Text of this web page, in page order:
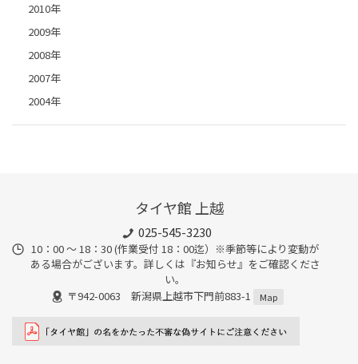
2010年
2009年
2008年
2007年
2004年
タイヤ館 上越
025-545-3230
10：00 ～ 18：30 (作業受付 18：00迄）※季節等により変動が
ある場合がございます。詳しくは『お知らせ』をご確認くださ
い。
〒942-0063 新潟県上越市下門前883-1
Map